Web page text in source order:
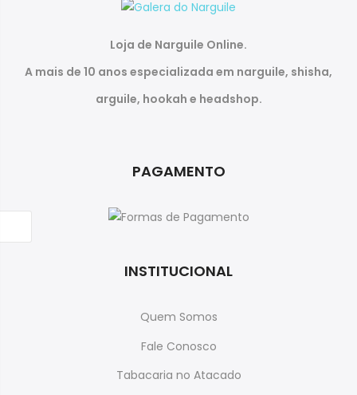
Loja de Narguile Online.
A mais de 10 anos especializada em narguile, shisha,
arguile, hookah e headshop.
INSTITUCIONAL
Quem Somos
Fale Conosco
Tabacaria no Atacado
PAGAMENTO